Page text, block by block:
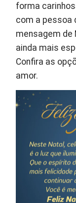
forma
com a pessoa
mensagem de
ainda mais
Confira as
amor.